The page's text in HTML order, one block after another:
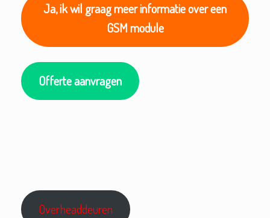
Ja, ik wil graag meer informatie over een
GSM module
Offerte aanvragen
Overheaddeuren